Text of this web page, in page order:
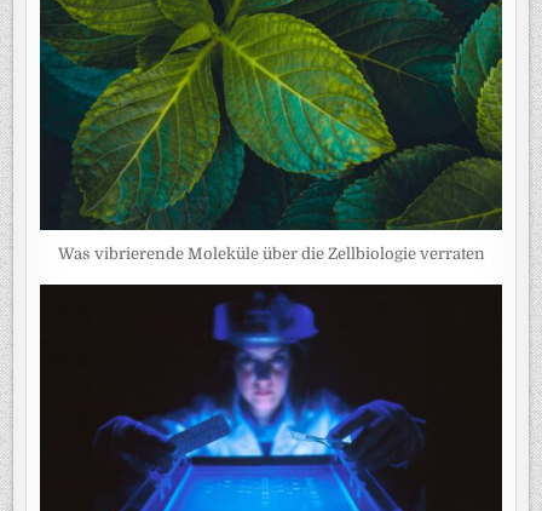
Was vibrierende Moleküle über die Zellbiologie verraten